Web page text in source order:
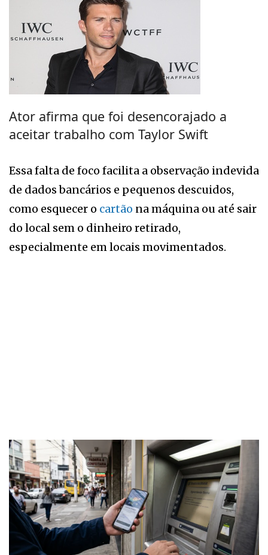
Ator afirma que foi desencorajado a
aceitar trabalho com Taylor Swift
Essa falta de foco facilita a observação indevida
de dados bancários e pequenos descuidos,
como esquecer o cartão na máquina ou até sair
do local sem o dinheiro retirado,
especialmente em locais movimentados.